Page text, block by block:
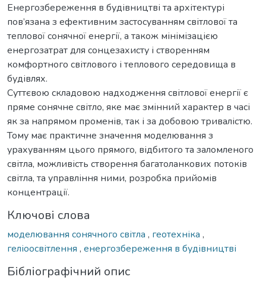
Енергозбереження в будівництві та архітектурі
пов’язана з ефективним застосуванням світлової та
теплової сонячної енергії, а також мінімізацією
енергозатрат для сонцезахисту і створенням
комфортного світлового і теплового середовища в
будівлях.
Суттєвою складовою надходження світлової енергії є
пряме сонячне світло, яке має змінний характер в часі
як за напрямом променів, так і за добовою тривалістю.
Тому має практичне значення моделювання з
урахуванням цього прямого, відбитого та заломленого
світла, можливість створення багатоланкових потоків
світла, та управління ними, розробка прийомів
концентрації.
Ключові слова
моделювання сонячного світла , геотехніка ,
геліоосвітлення , енергозбереження в будівництві
Бібліографічний опис